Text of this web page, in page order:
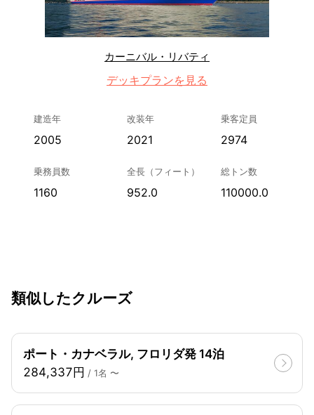
カーニバル・リバティ
デッキプランを見る
建造年
2005
改装年
2021
乗客定員
2974
乗務員数
1160
全長（フィート）
952.0
総トン数
110000.0
類似したクルーズ
ポート・カナベラル, フロリダ発 14泊
284,337円 / 1名 〜